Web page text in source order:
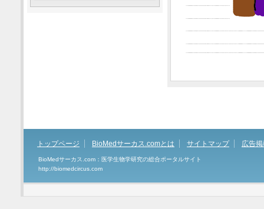
トップページ BioMedサーカス.comとは サイトマップ 広告
BioMedサーカス.com：医学生物学研究の総合ポータルサイト
http://biomedcircus.com